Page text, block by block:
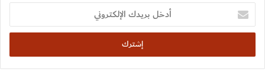
أدخل
بريدك
الإلكتروني